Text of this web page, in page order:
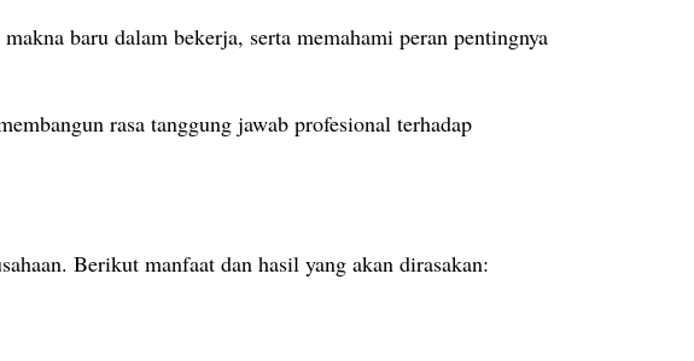
baru dalam bekerja, serta memahami peran pentingnya
rasa tanggung jawab profesional terhadap
Berikut manfaat dan hasil yang akan dirasakan: